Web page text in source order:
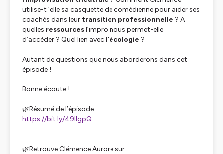
utilise-t ‘elle sa casquette de comédienne pour aider ses
coachés dans leur transition professionnelle ? A
quelles ressourcesl’impro nous permet-elle
d’accéder ? Quel lien avec l’écologie ?
Autant de questions que nous aborderons dans cet
épisode !
Bonne écoute !
🌿Résumé de l’épisode :
https://bit.ly/49lIgpQ
🌿Retrouve Clémence Aurore sur :